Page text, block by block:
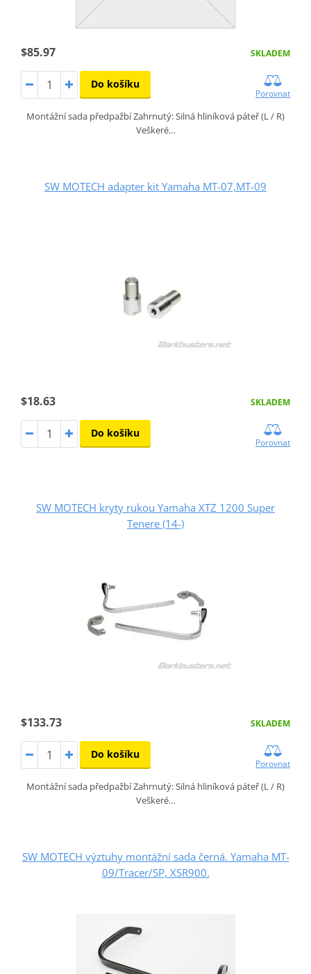
$85.97 SKLADEM
Do košíku
Porovnat
Montážní sada předpažbí Zahrnutý: Silná hliníková páteř (L / R)
Veškeré…
SW MOTECH adapter kit Yamaha MT-07,MT-09
$18.63 SKLADEM
Do košíku
Porovnat
SW MOTECH kryty rukou Yamaha XTZ 1200 Super
Tenere (14-)
$133.73 SKLADEM
Do košíku
Porovnat
Montážní sada předpažbí Zahrnutý: Silná hliníková páteř (L / R)
Veškeré…
SW MOTECH výztuhy montážní sada černá. Yamaha MT-
09/Tracer/SP, XSR900.